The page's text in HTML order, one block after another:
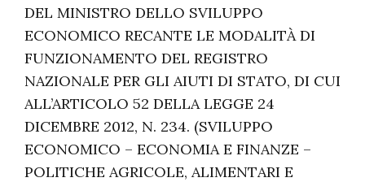
DEL MINISTRO DELLO SVILUPPO
ECONOMICO RECANTE LE MODALITÀ DI
FUNZIONAMENTO DEL REGISTRO
NAZIONALE PER GLI AIUTI DI STATO, DI CUI
ALL’ARTICOLO 52 DELLA LEGGE 24
DICEMBRE 2012, N. 234. (SVILUPPO
ECONOMICO – ECONOMIA E FINANZE –
POLITICHE AGRICOLE, ALIMENTARI E